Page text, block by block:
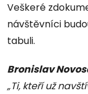
Veškeré
návštěvníci
tabuli.
Bronislav
„Ti, kteří už